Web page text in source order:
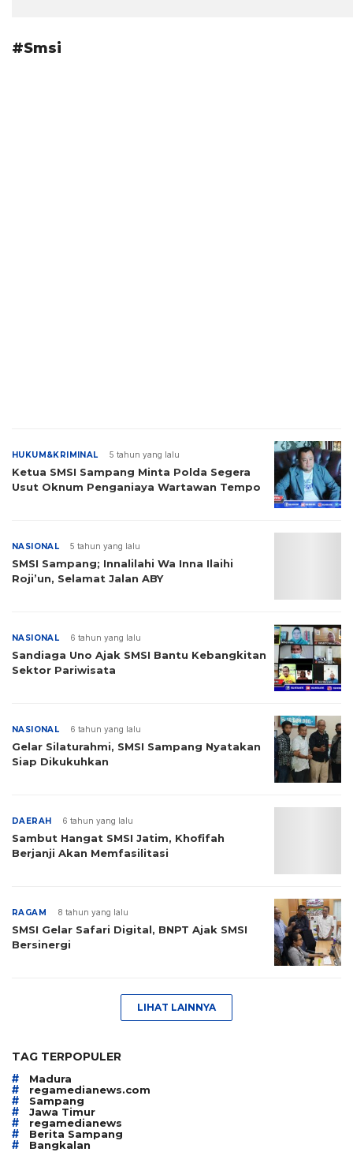
#Smsi
HUKUM&KRIMINAL 5 tahun yang lalu
Ketua SMSI Sampang Minta Polda Segera
Usut Oknum Penganiaya Wartawan Tempo
NASIONAL 5 tahun yang lalu
SMSI Sampang; Innalilahi Wa Inna Ilaihi
Roji’un, Selamat Jalan ABY
NASIONAL 6 tahun yang lalu
Sandiaga Uno Ajak SMSI Bantu Kebangkitan
Sektor Pariwisata
NASIONAL 6 tahun yang lalu
Gelar Silaturahmi, SMSI Sampang Nyatakan
Siap Dikukuhkan
DAERAH 6 tahun yang lalu
Sambut Hangat SMSI Jatim, Khofifah
Berjanji Akan Memfasilitasi
RAGAM 8 tahun yang lalu
SMSI Gelar Safari Digital, BNPT Ajak SMSI
Bersinergi
LIHAT LAINNYA
TAG TERPOPULER
# Madura
# regamedianews.com
# Sampang
# Jawa Timur
# regamedianews
# Berita Sampang
# Bangkalan